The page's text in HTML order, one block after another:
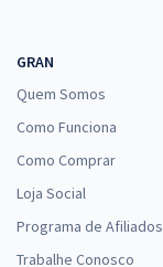
GRAN
Quem Somos
Como Funciona
Como Comprar
Loja Social
Programa de Afiliados
Trabalhe Conosco